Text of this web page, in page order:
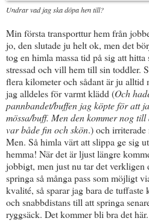
Undrar vad jag ska döpa hen till?
Min första transporttur hem från
jo, den slutade ju helt ok, men det
tog en himla massa tid på sig att
stressad och vill hem till sin toddler.
flera kilometer och sådant är ju alltid
jag alldeles för varmt klädd (Och
pannbandet/buffen jag köpte för att
mössa/buff. Men den kommer nog
var både fin och skön.) och irriterade
Men. Så himla värt att slippa ge sig
hemma! När det är ljust längre
jobbigt, men just nu tar det verkligen
springa så många pass som möjligt
kvalité, så sparar jag bara de
och snabbdistans till att springa
ryggsäck. Det kommer bli bra det här.